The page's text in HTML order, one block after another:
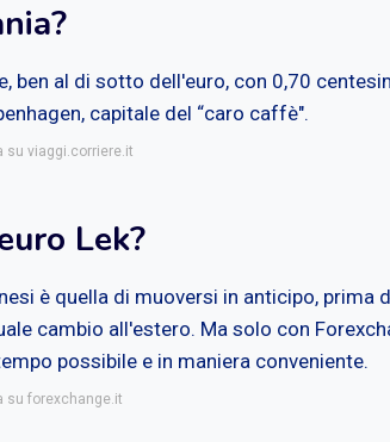
ben al di sotto dell'euro, con 0,70
capitale del “caro caffè".
su viaggi.corriere.it
Lek?
è quella di muoversi in anticipo, prima
cambio all'estero. Ma solo con
possibile e in maniera conveniente.
su forexchange.it